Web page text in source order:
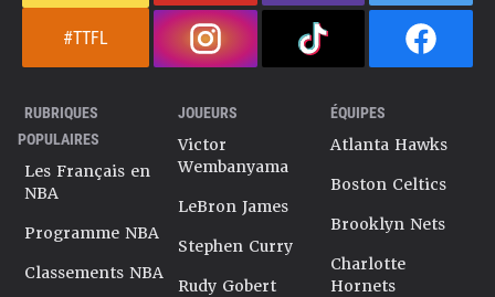
#TTFL
RUBRIQUES
POPULAIRES
Les Français en
NBA
Programme NBA
Classements NBA
JOUEURS
Victor
Wembanyama
LeBron James
Stephen Curry
Rudy Gobert
ÉQUIPES
Atlanta Hawks
Boston Celtics
Brooklyn Nets
Charlotte
Hornets